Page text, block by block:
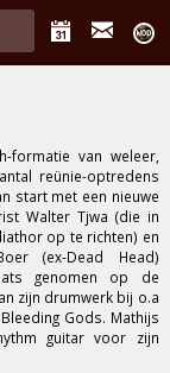
formatie van weleer,
reünie-optredens
start met een nieuwe
Walter Tjwa (die in
op te richten) en
(ex-Dead Head)
genomen op de
zijn drumwerk bij o.a
Gods. Mathijs
guitar voor zijn